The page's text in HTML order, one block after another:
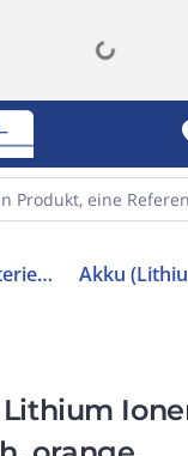
Batterien & Ladegeräte
Lithium